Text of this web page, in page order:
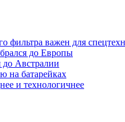
фильтра важен для
до Европы
до Австралии
на батарейках
и технологичнее